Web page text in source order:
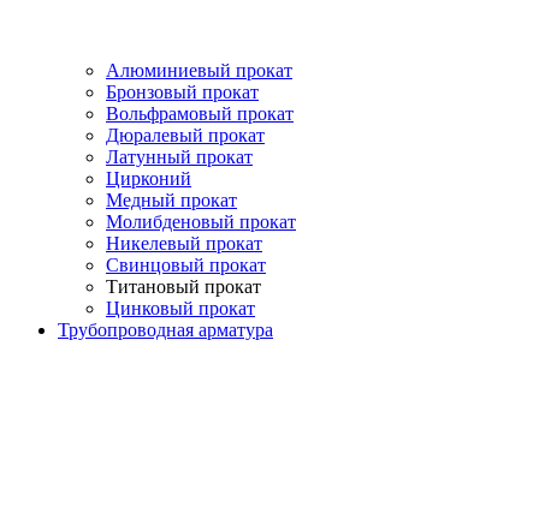
Алюминиевый прокат
Бронзовый прокат
Вольфрамовый прокат
Дюралевый прокат
Латунный прокат
Цирконий
Медный прокат
Молибденовый прокат
Никелевый прокат
Свинцовый прокат
Титановый прокат
Цинковый прокат
Трубопроводная арматура